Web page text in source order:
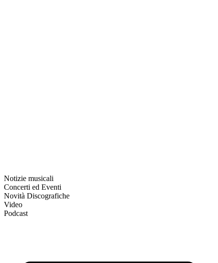
Notizie musicali
Concerti ed Eventi
Novità Discografiche
Video
Podcast